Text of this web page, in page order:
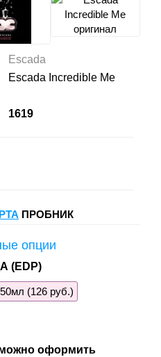
Escada
Escada Incredible Me
1619
ПРОБНИК
опции
(EDP)
(126 руб.)
оформить